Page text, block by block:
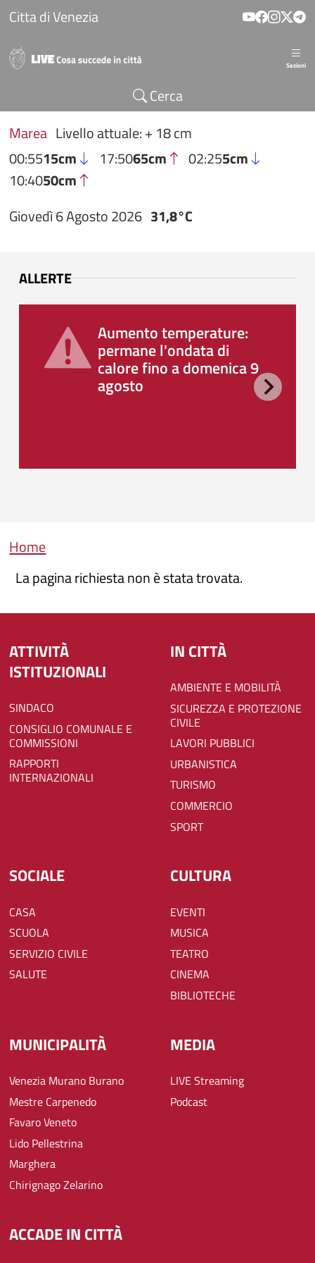
Salta al contenuto principale
Citta di Venezia
Sezioni
Cerca
Marea Livello attuale: + 18 cm
00:5515cm 17:5065cm 02:255cm
10:4050cm
Giovedì 6 Agosto 2026 31,8°C
ALLERTE
Aumento temperature:
permane l'ondata di
calore fino a domenica 9
agosto
Briciole di pane
Home
La pagina richiesta non è stata trovata.
ATTIVITÀ
ISTITUZIONALI
SINDACO
CONSIGLIO COMUNALE E
COMMISSIONI
RAPPORTI
INTERNAZIONALI
IN CITTÀ
AMBIENTE E MOBILITÀ
SICUREZZA E PROTEZIONE
CIVILE
LAVORI PUBBLICI
URBANISTICA
TURISMO
COMMERCIO
SPORT
SOCIALE
CASA
SCUOLA
SERVIZIO CIVILE
SALUTE
CULTURA
EVENTI
MUSICA
TEATRO
CINEMA
BIBLIOTECHE
MUNICIPALITÀ
Venezia Murano Burano
Mestre Carpenedo
Favaro Veneto
Lido Pellestrina
Marghera
Chirignago Zelarino
MEDIA
LIVE Streaming
Podcast
ACCADE IN CITTÀ